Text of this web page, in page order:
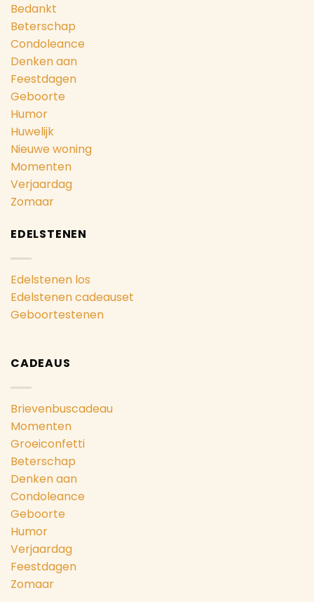
Bedankt
Beterschap
Condoleance
Denken aan
Feestdagen
Geboorte
Humor
Huwelijk
Nieuwe woning
Momenten
Verjaardag
Zomaar
EDELSTENEN
Edelstenen los
Edelstenen cadeauset
Geboortestenen
CADEAUS
Brievenbuscadeau
Momenten
Groeiconfetti
Beterschap
Denken aan
Condoleance
Geboorte
Humor
Verjaardag
Feestdagen
Zomaar